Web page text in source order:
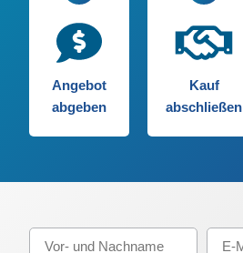
Angebot
abgeben
Kauf
abschließen